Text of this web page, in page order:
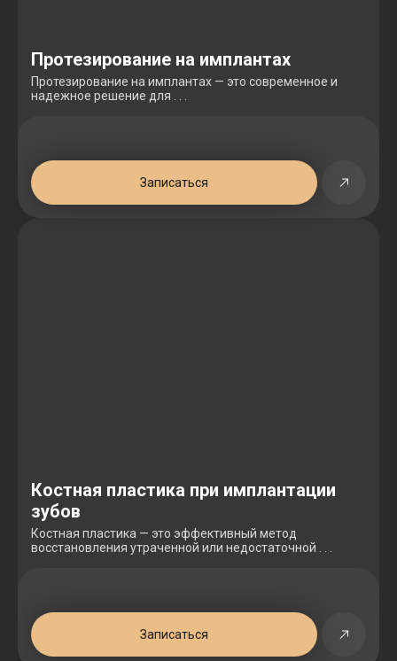
Протезирование на имплантах
Протезирование на имплантах — это современное и
надежное решение для . . .
Записаться
Костная пластика при имплантации
зубов
Костная пластика — это эффективный метод
восстановления утраченной или недостаточной . . .
Записаться